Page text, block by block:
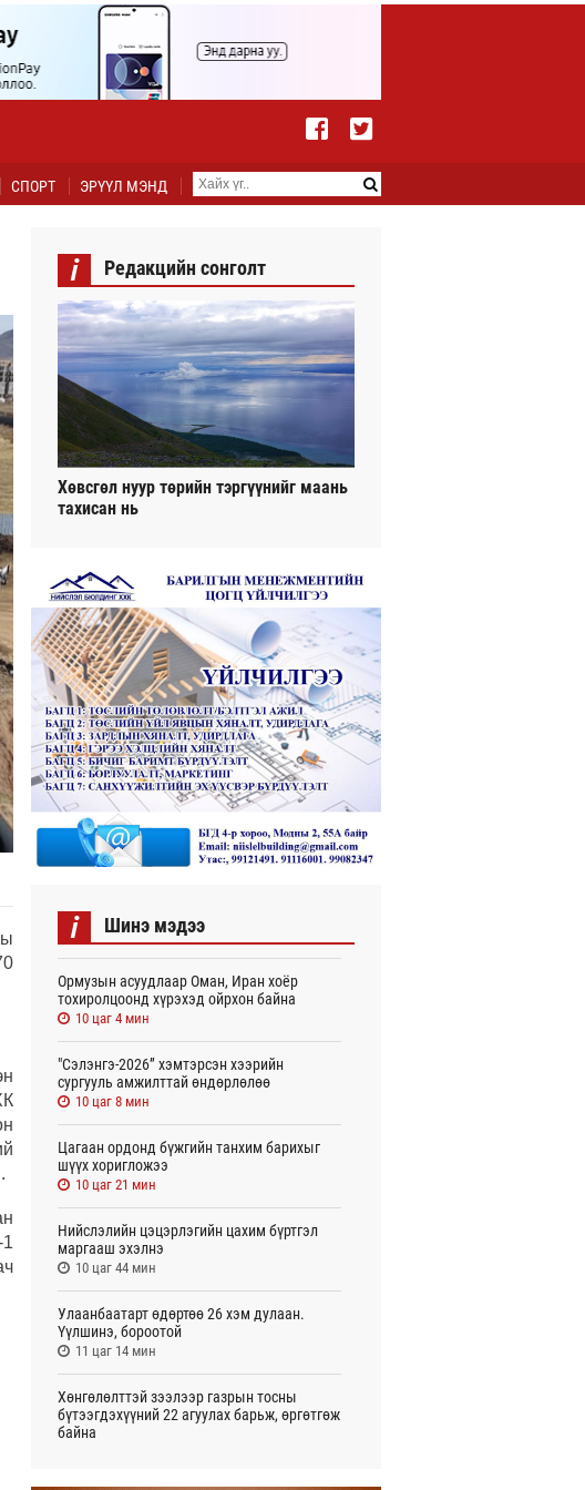
СПОРТ ЭРҮҮЛ МЭНД
i Редакцийн сонголт
Хөвсгөл нуур төрийн тэргүүнийг маань
тахисан нь
i Шинэ мэдээ
Ормузын асуудлаар Оман, Иран хоёр
тохиролцоонд хүрэхэд ойрхон байна
10 цаг 4 мин
"Сэлэнгэ-2026” хэмтэрсэн хээрийн
сургууль амжилттай өндөрлөлөө
10 цаг 8 мин
Цагаан ордонд бүжгийн танхим барихыг
шүүх хоригложээ
10 цаг 21 мин
Нийслэлийн цэцэрлэгийн цахим бүртгэл
маргааш эхэлнэ
10 цаг 44 мин
Улаанбаатарт өдөртөө 26 хэм дулаан.
Үүлшинэ, бороотой
11 цаг 14 мин
Хөнгөлөлттэй зээлээр газрын тосны
бүтээгдэхүүний 22 агуулах барьж, өргөтгөж
байна